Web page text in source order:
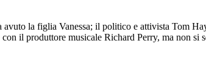
la figlia Vanessa; il politico e attivista Tom
il produttore musicale Richard Perry, ma non si